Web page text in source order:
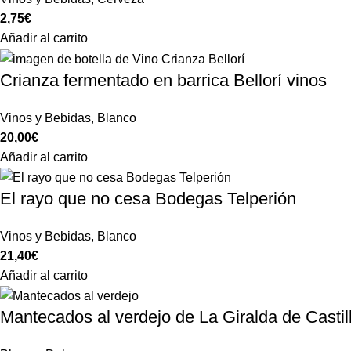
2,75€
Añadir al carrito
Crianza fermentado en barrica Bellorí vinos
Vinos y Bebidas, Blanco
20,00€
Añadir al carrito
El rayo que no cesa Bodegas Telperión
Vinos y Bebidas, Blanco
21,40€
Añadir al carrito
Mantecados al verdejo de La Giralda de